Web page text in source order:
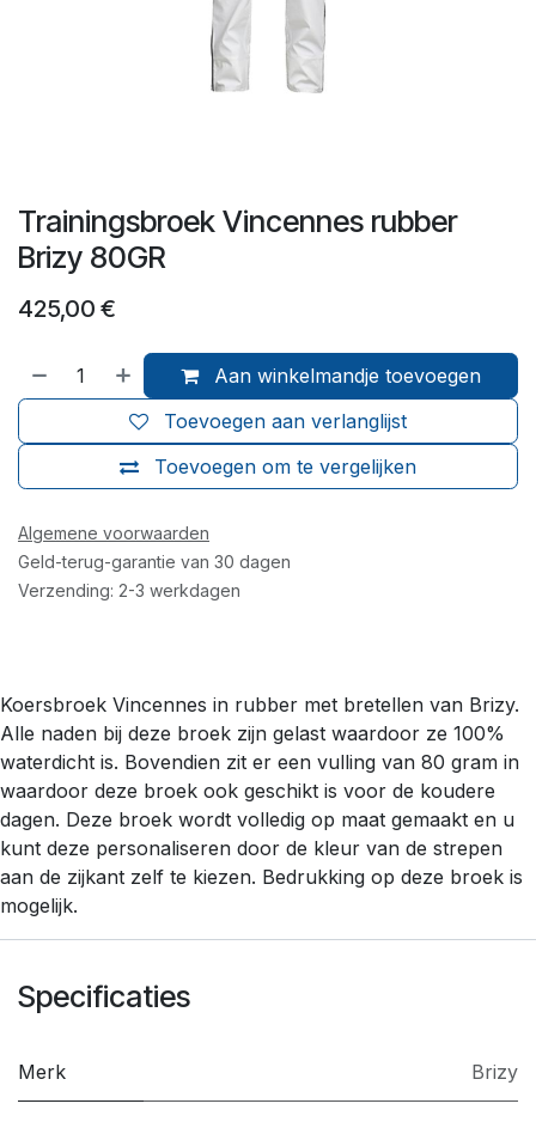
Trainingsbroek Vincennes rubber
Brizy 80GR
425,00 €
Aan winkelmandje toevoegen
Toevoegen om te vergelijken
Toevoegen aan verlanglijst
Algemene voorwaarden
Geld-terug-garantie van 30 dagen
Verzending: 2-3 werkdagen
Koersbroek Vincennes in rubber met bretellen van Brizy.
Alle naden bij deze broek zijn gelast waardoor ze 100%
waterdicht is. Bovendien zit er een vulling van 80 gram in
waardoor deze broek ook geschikt is voor de koudere
dagen. Deze broek wordt volledig op maat gemaakt en u
kunt deze personaliseren door de kleur van de strepen
aan de zijkant zelf te kiezen. Bedrukking op deze broek is
mogelijk.
Specificaties
Merk Brizy